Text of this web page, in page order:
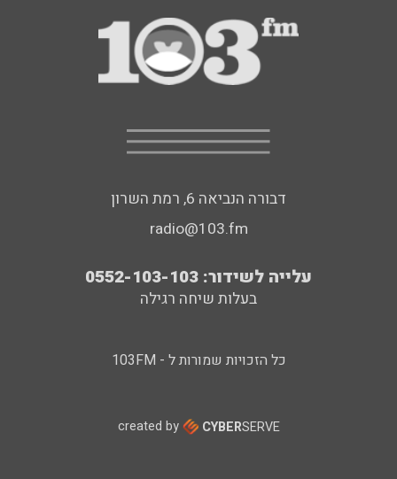
דבורה הנביאה 6, רמת השרון
radio@103.fm
עלייה לשידור: 0552-103-103
בעלות שיחה רגילה
כל הזכויות שמורות ל - 103FM
created by CYBERSERVE